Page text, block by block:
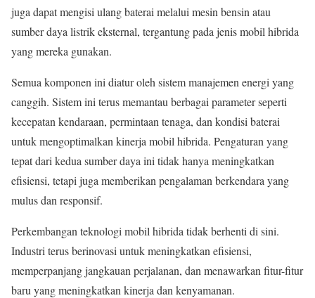
juga dapat mengisi ulang baterai melalui mesin bensin atau
sumber daya listrik eksternal, tergantung pada jenis mobil hibrida
yang mereka gunakan.
Semua komponen ini diatur oleh sistem manajemen energi yang
canggih. Sistem ini terus memantau berbagai parameter seperti
kecepatan kendaraan, permintaan tenaga, dan kondisi baterai
untuk mengoptimalkan kinerja mobil hibrida. Pengaturan yang
tepat dari kedua sumber daya ini tidak hanya meningkatkan
efisiensi, tetapi juga memberikan pengalaman berkendara yang
mulus dan responsif.
Perkembangan teknologi mobil hibrida tidak berhenti di sini.
Industri terus berinovasi untuk meningkatkan efisiensi,
memperpanjang jangkauan perjalanan, dan menawarkan fitur-fitur
baru yang meningkatkan kinerja dan kenyamanan.